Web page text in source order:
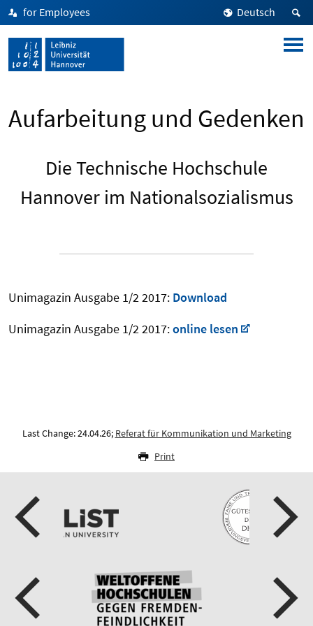
for Employees Deutsch
Aufarbeitung und Gedenken
Die Technische Hochschule
Hannover im Nationalsozialismus
Unimagazin Ausgabe 1/2 2017: Download
Unimagazin Ausgabe 1/2 2017:online lesen
Last Change: 24.04.26; Referat für Kommunikation und Marketing
Print